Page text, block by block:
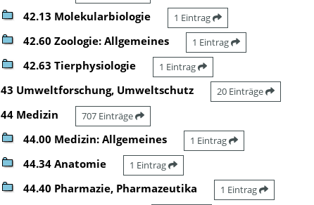
42.13 Molekularbiologie 1 Eintrag
42.60 Zoologie: Allgemeines 1 Eintrag
42.63 Tierphysiologie 1 Eintrag
43 Umweltforschung, Umweltschutz 20 Einträge
44 Medizin 707 Einträge
44.00 Medizin: Allgemeines 1 Eintrag
44.34 Anatomie 1 Eintrag
44.40 Pharmazie, Pharmazeutika 1 Eintrag